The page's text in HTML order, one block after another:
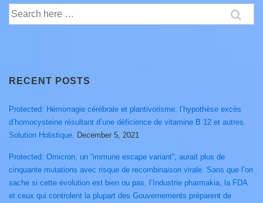
Search
for:
RECENT POSTS
Protected: Hémorragie cérébrale et plantivorisme: l’hypothèse excès
d’homocysteine résultant d’une déficience de vitamine B 12 et autres.
Solution Holistique. December 5, 2021
Protected: Omicron, un “immune escape variant”, aurait plus de
cinquante mutations avec risque de recombinaison virale. Sans que l’on
sache si cette évolution est bien ou pas, l’Industrie pharmakia, la FDA
et ceux qui controlent la plupart des Gouvernements préparent de